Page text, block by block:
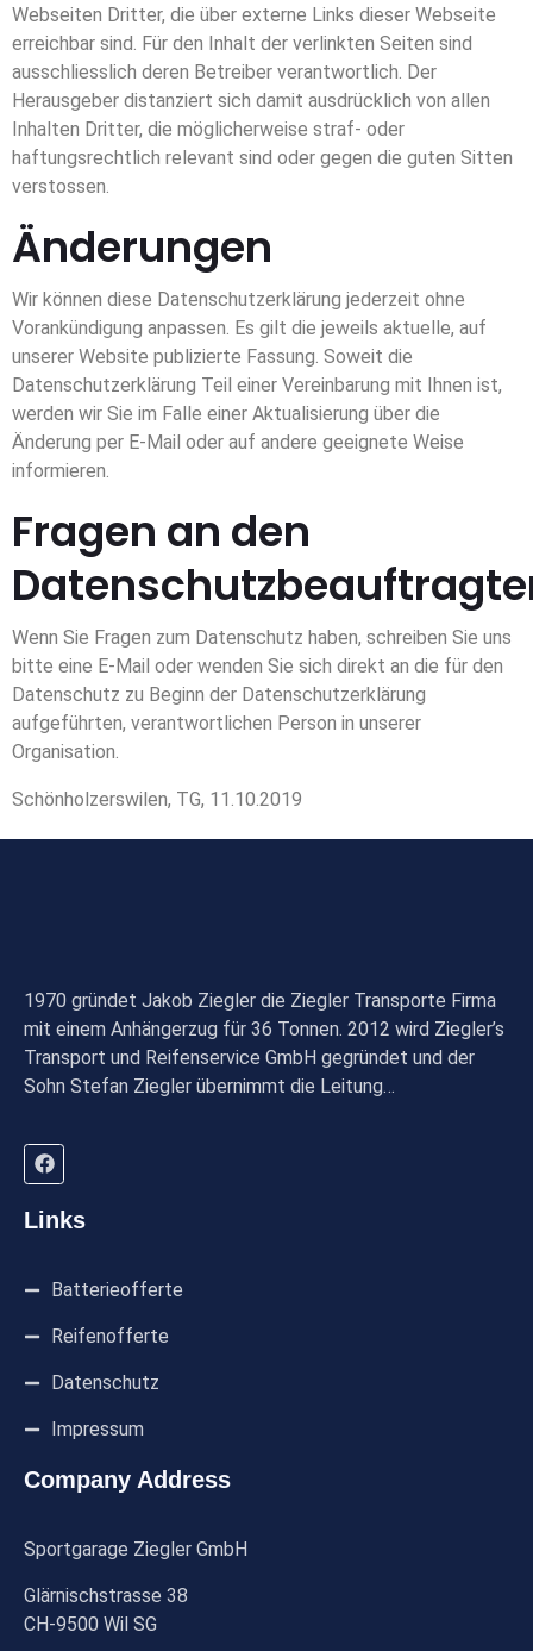
Webseiten Dritter, die über externe Links dieser Webseite
erreichbar sind. Für den Inhalt der verlinkten Seiten sind
ausschliesslich deren Betreiber verantwortlich. Der
Herausgeber distanziert sich damit ausdrücklich von allen
Inhalten Dritter, die möglicherweise straf- oder
haftungsrechtlich relevant sind oder gegen die guten Sitten
verstossen.
Änderungen
Wir können diese Datenschutzerklärung jederzeit ohne
Vorankündigung anpassen. Es gilt die jeweils aktuelle, auf
unserer Website publizierte Fassung. Soweit die
Datenschutzerklärung Teil einer Vereinbarung mit Ihnen ist,
werden wir Sie im Falle einer Aktualisierung über die
Änderung per E-Mail oder auf andere geeignete Weise
informieren.
Fragen an den
Wenn Sie Fragen zum Datenschutz haben, schreiben Sie uns
bitte eine E-Mail oder wenden Sie sich direkt an die für den
Datenschutz zu Beginn der Datenschutzerklärung
aufgeführten, verantwortlichen Person in unserer
Organisation.
Schönholzerswilen, TG, 11.10.2019
1970 gründet Jakob Ziegler die Ziegler Transporte Firma
mit einem Anhängerzug für 36 Tonnen. 2012 wird Ziegler’s
Transport und Reifenservice GmbH gegründet und der
Sohn Stefan Ziegler übernimmt die Leitung…
Links
Batterieofferte
Reifenofferte
Datenschutz
Impressum
Company Address
Sportgarage Ziegler GmbH
Glärnischstrasse 38
CH-9500 Wil SG